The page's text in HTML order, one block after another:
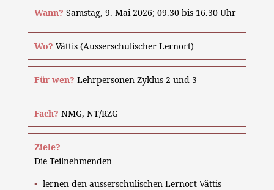
Wann? Samstag, 9. Mai 2026; 09.30 bis 16.30 Uhr
Wo? Vättis (Ausserschulischer Lernort)
Für wen? Lehrpersonen Zyklus 2 und 3
Fach? NMG, NT/RZG
Ziele?
Die Teilnehmenden
lernen den ausserschulischen Lernort Vättis